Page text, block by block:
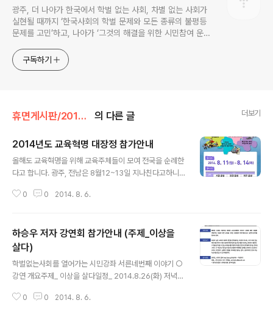
광주, 더 나아가 한국에서 학벌 없는 사회, 차별 없는 사회가
실현될 때까지 ‘한국사회의 학벌 문제와 모든 종류의 불평등
문제를 고민’하고, 나아가 ‘그것의 해결을 위한 시민참여 운
구독하기
휴면게시판/2013~15년 활동소식 의 다른 글 더보기
2014년도 교육혁명 대장정 참가안내
올해도 교육혁명을 위해 교육주체들이 모여 전국을 순례한
다고 합니다. 광주, 전남은 8월12~13일 지나친다고하니
0 0 2014. 8. 6.
하승우 저자 강연회 참가안내 (주제_이상을
살다)
학벌없는사회를 열어가는 시민강좌 서른네번째 이야기 ○
강연 개요주제_ 이상을 살다일정_ 2014.8.26(화) 저녁7
치연구소 이음 운영위원, 땡땡책협동조합 공동대표, 교육
0 0 2014. 8. 6.